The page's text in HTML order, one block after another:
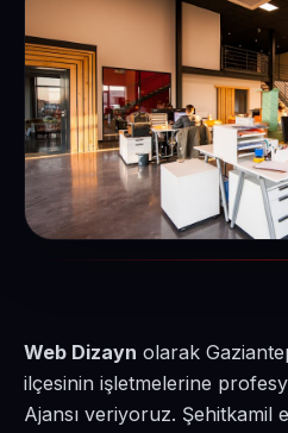
Web Dizayn olarak
ilçesinin işletmelerine
Ajansı veriyoruz. Şehitkamil